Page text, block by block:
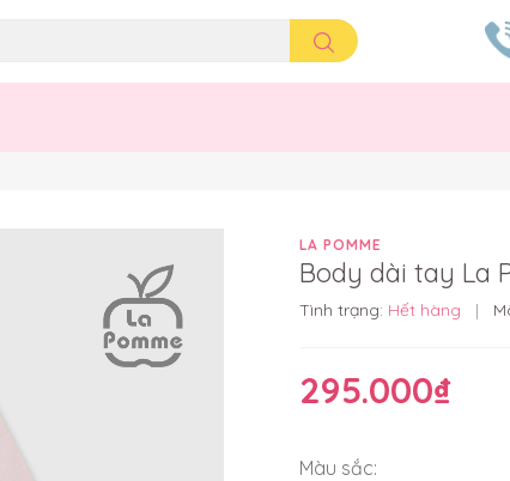
LA POMME
Body dài tay La
Tình trạng: Hết hàng |
295.000₫
Màu sắc: